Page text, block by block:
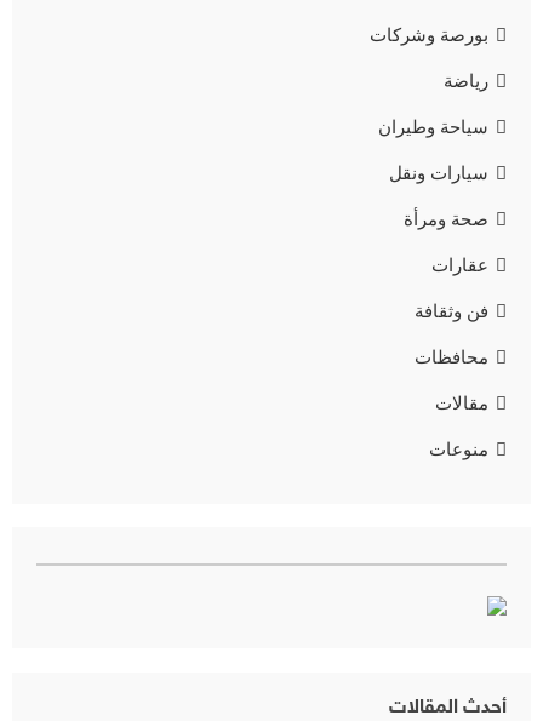
بورصة وشركات
رياضة
سياحة وطيران
سيارات ونقل
صحة ومرأة
عقارات
فن وثقافة
محافظات
مقالات
منوعات
أحدث المقالات